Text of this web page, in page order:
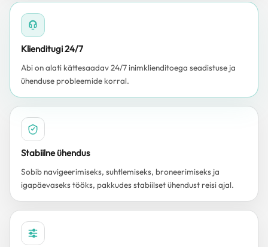
Klienditugi 24/7
Abi on alati kättesaadav 24/7 inimklienditoega seadistuse ja
ühenduse probleemide korral.
Stabiilne ühendus
Sobib navigeerimiseks, suhtlemiseks, broneerimiseks ja
igapäevaseks tööks, pakkudes stabiilset ühendust reisi ajal.